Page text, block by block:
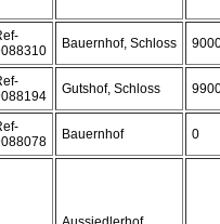
Bauernhof, Schloss
Gutshof, Schloss
Bauernhof 0